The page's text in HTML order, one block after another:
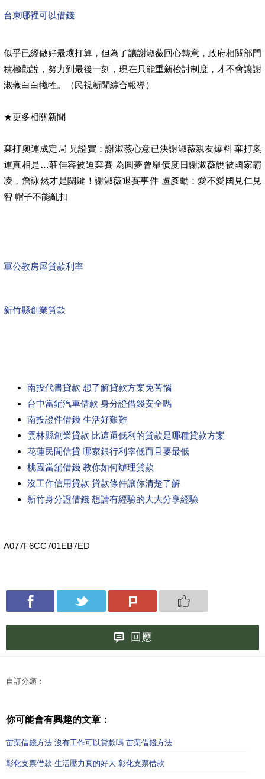
台東哪裡可以借錢
似乎已經做好最壞打算，但為了讓謝淑薇回心轉意，政府相關部門
積極勸說，努力到最後一刻，現在只能重新檢討制度，才不會讓謝
淑薇白白犧牲。（民視新聞綜合報導）
★更多相關新聞
棄打奧運成定局 兄證實：謝淑薇心意已決謝淑薇親友爆料 棄打奧
運真相是…莊佳容被迫棄賽 為圓夢曾舉債度日謝淑薇說被國家霸
凌，詹詠然才是關鍵！謝淑薇退賽事件 盧彥勳：愛不愛國見仁見
智 帽子不能亂扣
軍公教房屋貸款利率
新竹縣創業貸款
南投代書貸款 想了解貸款方案免苦惱
台中當鋪汽車借款 身分證借錢安全嗎
南投證件借錢 生活好艱難
雲林縣創業貸款 比這還低利的貸款是哪種貸款方案
花蓮民間信貸 哪家銀行利率低而且要最低
桃園當舖借錢 教你如何辦理貸款
沒工作信用貸款 貸款條件讓你清楚了解
新竹身分證借錢 想請有經驗的大大分享經驗
A077F6CC701EB7ED
回應
自訂分類：
你可能會有興趣的文章：
苗栗借錢方法 沒有工作可以貸款嗎 苗栗借錢方法
彰化支票借款 生活壓力真的好大 彰化支票借款